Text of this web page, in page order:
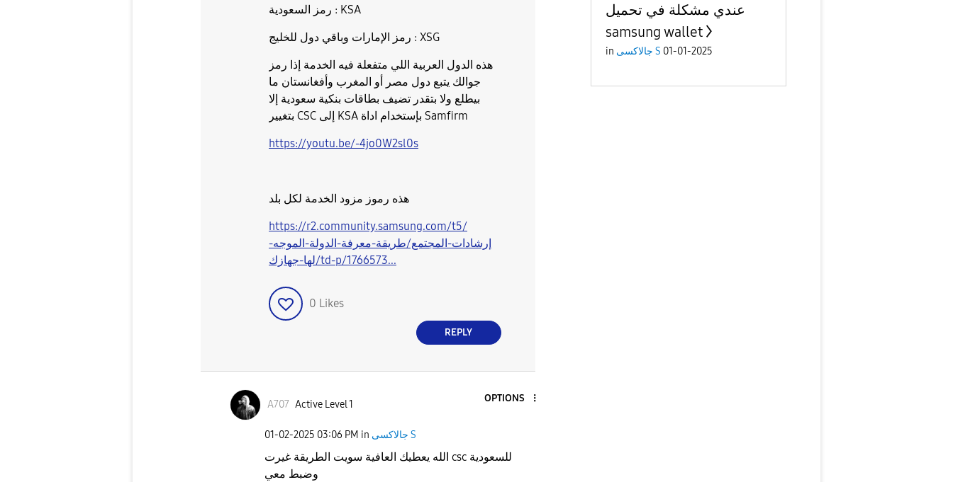
رمز السعودية : KSA
رمز الإمارات وباقي دول للخليج : XSG
هذه الدول العربية اللي متفعلة فيه الخدمة إذا رمز
جوالك يتبع دول مصر أو المغرب وأفغانستان ما
بيطلع ولا بتقدر تضيف بطاقات بنكية سعودية إلا
بتغيير CSC إلى KSA بإستخدام اداة Samfirm
https://youtu.be/-4jo0W2sl0s
هذه رموز مزود الخدمة لكل بلد
https://r2.community.samsung.com/t5/
إرشادات-المجتمع/طريقة-معرفة-الدولة-الموجه-
لها-جهازك/td-p/1766573...
0 Likes
REPLY
A707 Active Level 1
OPTIONS
‎01-02-2025 03:06 PM in جالاكسى S
الله يعطيك العافية سويت الطريقة غيرت csc للسعودية
وضبط معي
عندي مشكلة في تحميل
samsung wallet
in جالاكسى S 01-01-2025